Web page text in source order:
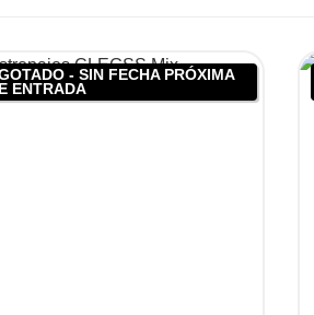
- SIN FECHA PRÓXIMA
ENTRADA